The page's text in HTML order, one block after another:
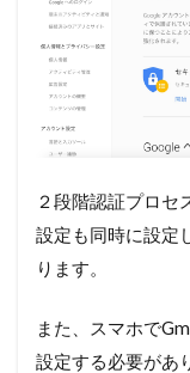
２段階認証プロセ
設定も同時に設定
ります。
また、スマホで
設定する必要があ